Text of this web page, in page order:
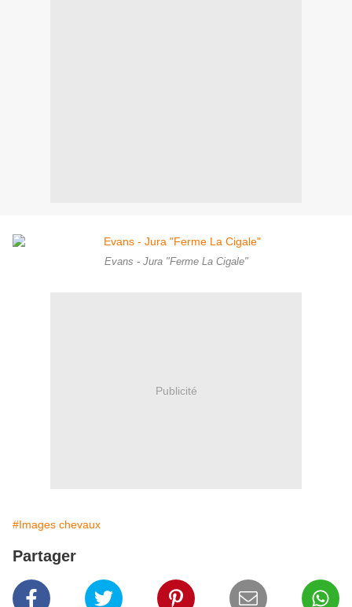
Evans - Jura "Ferme La Cigale"
Publicité
#Images chevaux
Partager